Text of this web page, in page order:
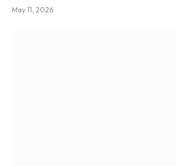
May 11, 2026